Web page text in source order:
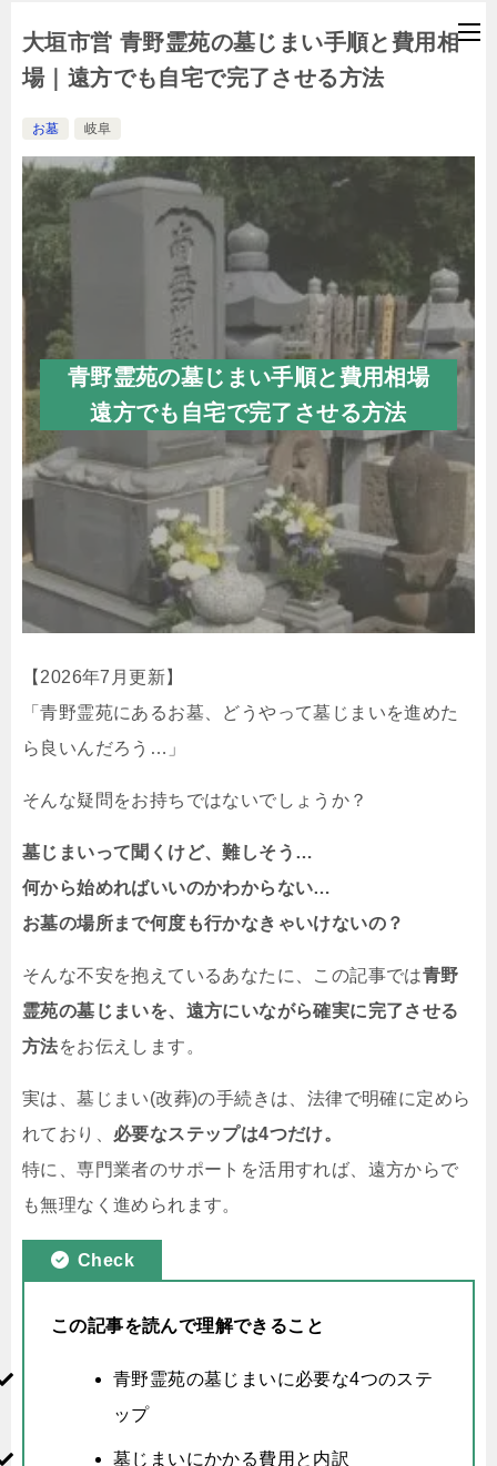
大垣市営 青野霊苑の墓じまい手順と費用相
場｜遠方でも自宅で完了させる方法
お墓 岐阜
青野霊苑の墓じまい手順と費用相場
遠方でも自宅で完了させる方法
【2026年7月更新】
「青野霊苑にあるお墓、どうやって墓じまいを進めた
ら良いんだろう…」
そんな疑問をお持ちではないでしょうか？
墓じまいって聞くけど、難しそう…
何から始めればいいのかわからない…
お墓の場所まで何度も行かなきゃいけないの？
そんな不安を抱えているあなたに、この記事では青野
霊苑の墓じまいを、遠方にいながら確実に完了させる
方法をお伝えします。
実は、墓じまい(改葬)の手続きは、法律で明確に定めら
れており、 必要なステップは4つだけ。
特に、専門業者のサポートを活用すれば、遠方からで
も無理なく進められます。
Check
この記事を読んで理解できること
青野霊苑の墓じまいに必要な4つのステ
ップ
墓じまいにかかる費用と内訳